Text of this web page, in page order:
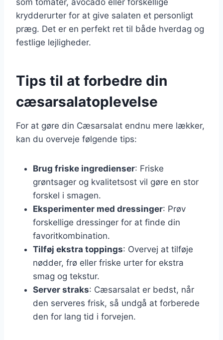
som tomater, avocado eller forskellige
krydderurter for at give salaten et personligt
præg. Det er en perfekt ret til både hverdag og
festlige lejligheder.
Tips til at forbedre din
cæsarsalatoplevelse
For at gøre din Cæsarsalat endnu mere lækker,
kan du overveje følgende tips:
Brug friske ingredienser: Friske
grøntsager og kvalitetsost vil gøre en stor
forskel i smagen.
Eksperimenter med dressinger: Prøv
forskellige dressinger for at finde din
favoritkombination.
Tilføj ekstra toppings: Overvej at tilføje
nødder, frø eller friske urter for ekstra
smag og tekstur.
Server straks: Cæsarsalat er bedst, når
den serveres frisk, så undgå at forberede
den for lang tid i forvejen.